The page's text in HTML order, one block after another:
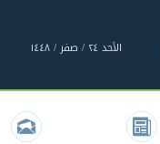
الأحد ٢٤ / صفر / ١٤٤٨